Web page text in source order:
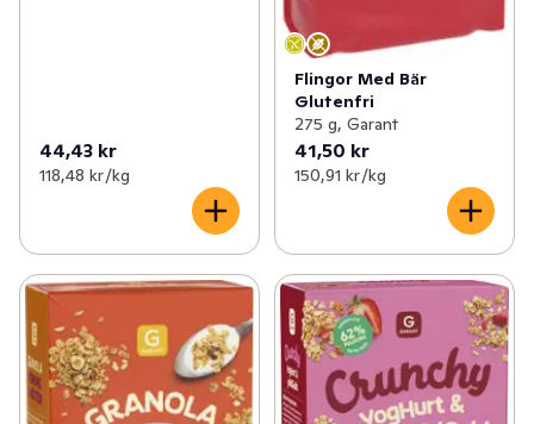
44,43 kr
118,48 kr /kg
Flingor Med Bär
Glutenfri
275 g, Garant
41,50 kr
150,91 kr /kg